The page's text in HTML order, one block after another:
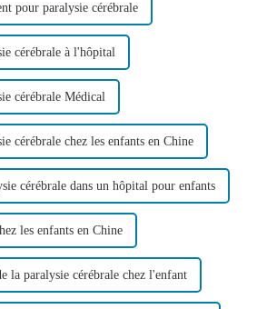
pour paralysie cérébrale
cérébrale à l'hôpital
cérébrale Médical
cérébrale chez les enfants en Chine
cérébrale dans un hôpital pour enfants
les enfants en Chine
la paralysie cérébrale chez l'enfant